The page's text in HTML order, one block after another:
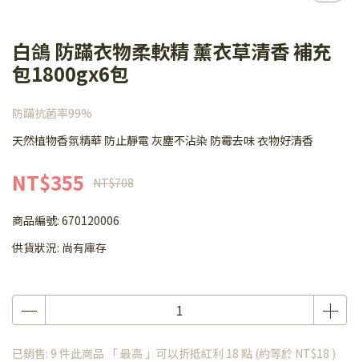
白鴿 防蹣衣物柔軟精 薰衣草清香 補充
包1800gx6包
防蹣抗菌率99%
天然植物香氛精華 防止靜電 灰塵不沾染 防霉去味 衣物好清香
NT$355 NT$708
商品編號: 670120006
供貨狀況: 尚有庫存
已銷售: 9 件此商品 「 最高 」可以折抵紅利 18 點 (約等於 NT$18 )